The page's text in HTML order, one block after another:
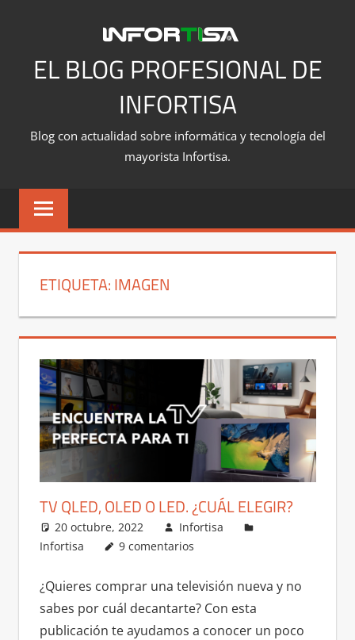
contenidoEL BLOG PROFESIONAL DE
INFORTISA
Blog con actualidad sobre informática y tecnología del
mayorista Infortisa.
ETIQUETA:IMAGEN
TV QLED, OLED O LED. ¿CUÁL ELEGIR?
20 octubre, 2022
Infortisa
Infortisa
9 comentarios
¿Quieres comprar una televisión nueva y no
sabes por cuál decantarte? Con esta
publicación te ayudamos a conocer un poco